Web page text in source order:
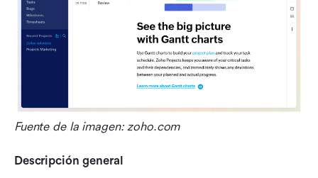
Fuente de la imagen: zoho.com
Descripción general